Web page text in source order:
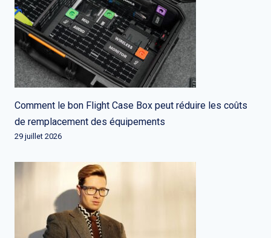
Comment le bon Flight Case Box peut réduire les coûts
de remplacement des équipements
29 juillet 2026